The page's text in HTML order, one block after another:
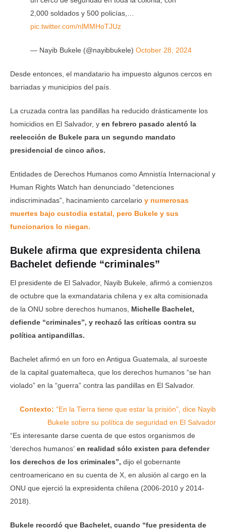
2,000 soldados y 500 policías,…
pic.twitter.com/nlMMHoTJUz
— Nayib Bukele (@nayibbukele) October 28, 2024
Desde entonces, el mandatario ha impuesto algunos cercos en
barriadas y municipios del país.
La cruzada contra las pandillas ha reducido drásticamente los
homicidios en El Salvador, y en febrero pasado alentó la
reelección de Bukele para un segundo mandato
presidencial de cinco años.
Entidades de Derechos Humanos como Amnistía Internacional y
Human Rights Watch han denunciado “detenciones
indiscriminadas”, hacinamiento carcelario y numerosas
muertes bajo custodia estatal, pero Bukele y sus
funcionarios lo niegan.
Bukele afirma que expresidenta chilena
Bachelet defiende “criminales”
El presidente de El Salvador, Nayib Bukele, afirmó a comienzos
de octubre que la exmandataria chilena y ex alta comisionada
de la ONU sobre derechos humanos, Michelle Bachelet,
defiende “criminales”, y rechazó las críticas contra su
política antipandillas.
Bachelet afirmó en un foro en Antigua Guatemala, al suroeste
de la capital guatemalteca, que los derechos humanos “se han
violado” en la “guerra” contra las pandillas en El Salvador.
Contexto: “En la Tierra tiene que estar la prisión”, dice Nayib
Bukele sobre su política de seguridad en El Salvador
“Es interesante darse cuenta de que estos organismos de
‘derechos humanos’ en realidad sólo existen para defender
los derechos de los criminales”, dijo el gobernante
centroamericano en su cuenta de X, en alusión al cargo en la
ONU que ejerció la expresidenta chilena (2006-2010 y 2014-
2018).
Bukele recordó que Bachelet, cuando “fue presidenta de